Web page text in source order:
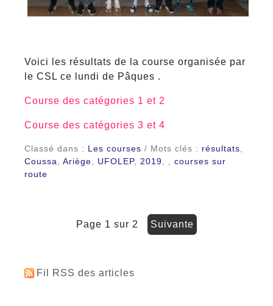
Voici les résultats de la course organisée par
le CSL ce lundi de Pâques .
Course des catégories 1 et 2
Course des catégories 3 et 4
Classé dans : Les courses / Mots clés : résultats,
Coussa, Ariège, UFOLEP, 2019, , courses sur
route
page 1 sur 2 suivante
Fil RSS des articles